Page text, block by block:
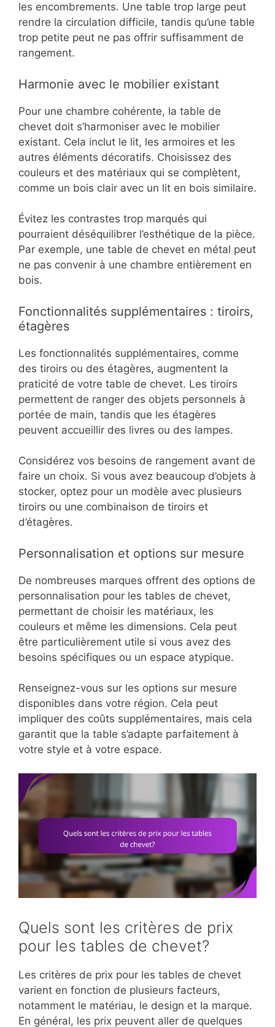
les encombrements. Une table trop large peut
rendre la circulation difficile, tandis qu’une table
trop petite peut ne pas offrir suffisamment de
rangement.
Harmonie avec le mobilier existant
Pour une chambre cohérente, la table de
chevet doit s’harmoniser avec le mobilier
existant. Cela inclut le lit, les armoires et les
autres éléments décoratifs. Choisissez des
couleurs et des matériaux qui se complètent,
comme un bois clair avec un lit en bois similaire.
Évitez les contrastes trop marqués qui
pourraient déséquilibrer l’esthétique de la pièce.
Par exemple, une table de chevet en métal peut
ne pas convenir à une chambre entièrement en
bois.
Fonctionnalités supplémentaires : tiroirs,
étagères
Les fonctionnalités supplémentaires, comme
des tiroirs ou des étagères, augmentent la
praticité de votre table de chevet. Les tiroirs
permettent de ranger des objets personnels à
portée de main, tandis que les étagères
peuvent accueillir des livres ou des lampes.
Considérez vos besoins de rangement avant de
faire un choix. Si vous avez beaucoup d’objets à
stocker, optez pour un modèle avec plusieurs
tiroirs ou une combinaison de tiroirs et
d’étagères.
Personnalisation et options sur mesure
De nombreuses marques offrent des options de
personnalisation pour les tables de chevet,
permettant de choisir les matériaux, les
couleurs et même les dimensions. Cela peut
être particulièrement utile si vous avez des
besoins spécifiques ou un espace atypique.
Renseignez-vous sur les options sur mesure
disponibles dans votre région. Cela peut
impliquer des coûts supplémentaires, mais cela
garantit que la table s’adapte parfaitement à
votre style et à votre espace.
Quels sont les critères de prix
pour les tables de chevet?
Les critères de prix pour les tables de chevet
varient en fonction de plusieurs facteurs,
notamment le matériau, le design et la marque.
En général, les prix peuvent aller de quelques